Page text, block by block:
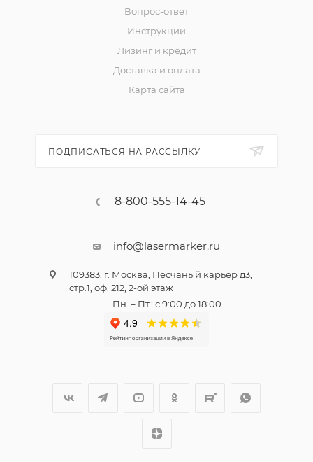
Вопрос-ответ
Инструкции
Лизинг и кредит
Доставка и оплата
Карта сайта
ПОДПИСАТЬСЯ НА РАССЫЛКУ
8-800-555-14-45
info@lasermarker.ru
109383, г. Москва, Песчаный карьер д3,
стр.1, оф. 212, 2-ой этаж
Пн. – Пт.: с 9:00 до 18:00